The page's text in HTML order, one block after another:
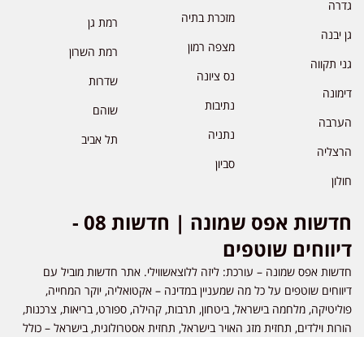
גדרה
גן יבנה
גני תקווה
דימונה
הערבה
הרצליה
חולון
מזכרת בתיה
מצפה רמון
נס ציונה
נתיבות
נתניה
סביון
רמת גן
רמת השרון
שדרות
שוהם
תל אביב
חדשות אפס שמונה | חדשות 08 -
דיווחים שוטפים
חדשות אפס שמונה – עורכת: ליזה ללוצאשווילי. אתר חדשות מוביל עם
דיווחים שוטפים על כל מה שמעניין במדינה – אקטואליה, יוקר המחייה,
פוליטיקה, מלחמה בישראל, ביטחון, תרבות, קהילה, ספורט, בריאות, צרכנות,
הורות וילדים, תחזית מזג האויר בישראל, תחזית אסטרולוגית, בישראל – כולל